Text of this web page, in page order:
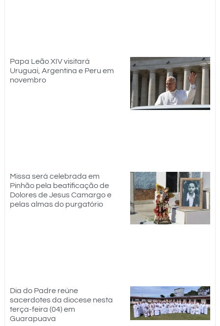
Papa Leão XIV visitará
Uruguai, Argentina e Peru em
novembro
Missa será celebrada em
Pinhão pela beatificação de
Dolores de Jesus Camargo e
pelas almas do purgatório
Dia do Padre reúne
sacerdotes da diocese nesta
terça-feira (04) em
Guarapuava